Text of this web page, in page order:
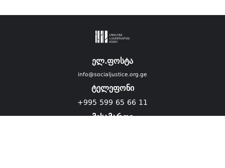
ელ.ფოსტა
info@socialjustice.org.ge
ტელეფონი
+995 599 65 66 11
მისამართი